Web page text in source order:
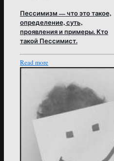
Пессимизм — что это такое,
определение, суть,
проявления и примеры. Кто
такой Пессимист.
Read more